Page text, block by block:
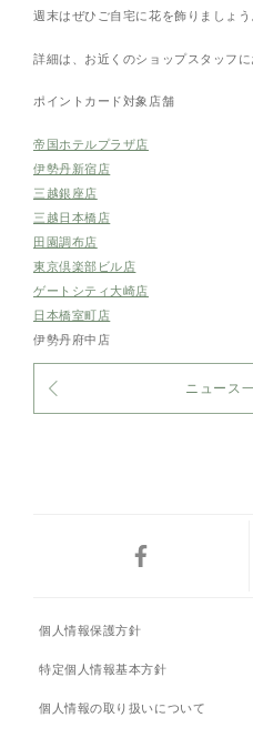
週末はぜひご自宅に花を飾りましょう
詳細は、お近くのショップスタッフに
ポイントカード対象店舗
帝国ホテルプラザ店
伊勢丹新宿店
三越銀座店
三越日本橋店
田園調布店
東京倶楽部ビル店
ゲートシティ大崎店
日本橋室町店
伊勢丹府中店
ニュース
個人情報保護方針
特定個人情報基本方針
個人情報の取り扱いについて